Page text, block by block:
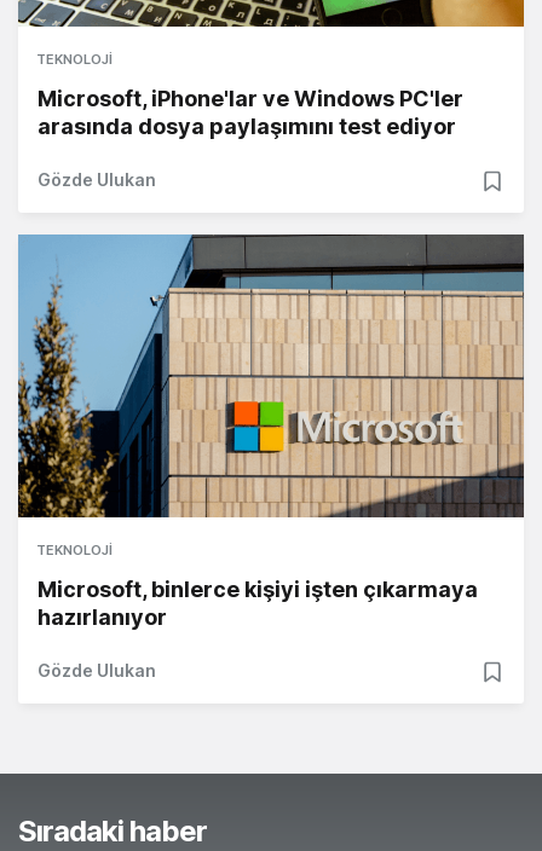
TEKNOLOJI
Microsoft, iPhone'lar ve Windows PC'ler
arasında dosya paylaşımını test ediyor
Gözde Ulukan
TEKNOLOJI
Microsoft, binlerce kişiyi işten çıkarmaya
hazırlanıyor
Gözde Ulukan
Sıradaki haber